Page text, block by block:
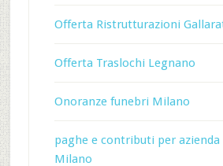
Offerta Ristrutturazioni
Offerta Traslochi Legnano
Onoranze funebri Milano
paghe e contributi per
Milano